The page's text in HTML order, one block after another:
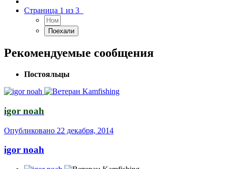
Страница 1 из 3
Рекомендуемые сообщения
Постояльцы
igor noah
Опубликовано 22 декабря, 2014
igor noah